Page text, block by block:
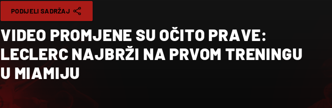
PODIJELI SADRŽAJ
VIDEO PROMJENE SU OČITO PRAVE:
LECLERC NAJBRŽI NA PRVOM TRENINGU
U MIAMIJU